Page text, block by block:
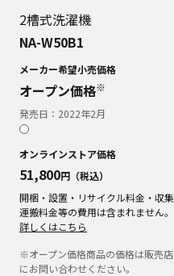
2槽式洗濯機
NA-W50B1
メーカー希望小売価格
オープン価格※
発売日： 2022年2月
オンラインストア価格
51,800円（税込）
開梱・設置・リサイクル料金・収集
運搬料金等の費用は含まれません。
詳しくはこちら
※オープン価格商品の価格は販売店
にお問い合わせください。